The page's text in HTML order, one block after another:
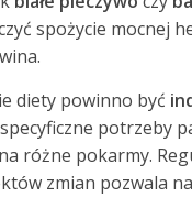
spożycie mocnej
diety powinno być
potrzeby
różne pokarmy.
zmian pozwala na